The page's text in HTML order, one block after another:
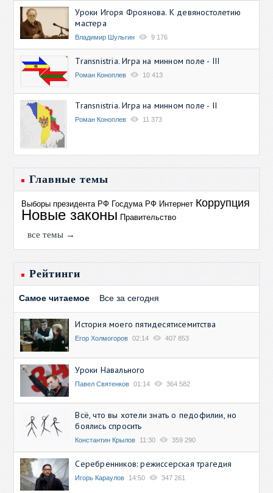
Уроки Игоря Фроянова. К девяностолетию
мастера
Владимир Шульгин 9 176
Transnistria. Игра на минном поле - III
Роман Коноплев 10 413
Transnistria. Игра на минном поле - II
Роман Коноплев 11 373
Главные темы
Выборы президента РФ Госдума РФ Интернет Коррупция
Новые законы Правительство
все темы →
Рейтинги
Самое читаемое Все за сегодня
История моего пятидесятисемитства
Егор Холмогоров 02:14 407 853
Уроки Навального
Павел Святенков 01:14 364 582
Всё, что вы хотели знать о педофилии, но
боялись спросить
Константин Крылов 11:30 359 290
Серебренников: режиссерская трагедия
Игорь Караулов 14:50 347 261